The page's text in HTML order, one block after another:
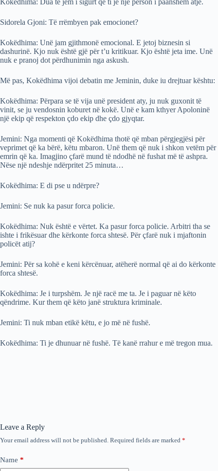
Kokëdhima: Dua të jem i sigurt që ti je një person i paanshëm atje.
Sidorela Gjoni: Të rrëmbyen pak emocionet?
Kokëdhima: Unë jam gjithmonë emocional. E jetoj biznesin si
dashurinë. Kjo nuk është gjë për t’u kritikuar. Kjo është jeta ime. Unë
nuk e pranoj dot përdhunimin nga askush.
Më pas, Kokëdhima vijoi debatin me Jeminin, duke iu drejtuar kështu:
Kokëdhima: Përpara se të vija unë president aty, ju nuk guxonit të
vinit, se ju vendosnin koburet në kokë. Unë e kam kthyer Apoloninë
një ekip që respekton çdo ekip dhe çdo gjyqtar.
Jemini: Nga momenti që Kokëdhima thotë që mban përgjegjësi për
veprimet që ka bërë, këtu mbaron. Unë them që nuk i shkon vetëm për
emrin që ka. Imagjino çfarë mund të ndodhë në fushat më të ashpra.
Nëse një ndeshje ndërpritet 25 minuta…
Kokëdhima: E di pse u ndërpre?
Jemini: Se nuk ka pasur forca policie.
Kokëdhima: Nuk është e vërtet. Ka pasur forca policie. Arbitri tha se
ishte i frikësuar dhe kërkonte forca shtesë. Për çfarë nuk i mjaftonin
policët atij?
Jemini: Për sa kohë e keni kërcënuar, atëherë normal që ai do kërkonte
forca shtesë.
Kokëdhima: Je i turpshëm. Je një racë me ta. Je i paguar në këto
qëndrime. Kur them që këto janë struktura kriminale.
Jemini: Ti nuk mban etikë këtu, e jo më në fushë.
Kokëdhima: Ti je dhunuar në fushë. Të kanë rrahur e më tregon mua.
Leave a Reply
Your email address will not be published. Required fields are marked *
Name *